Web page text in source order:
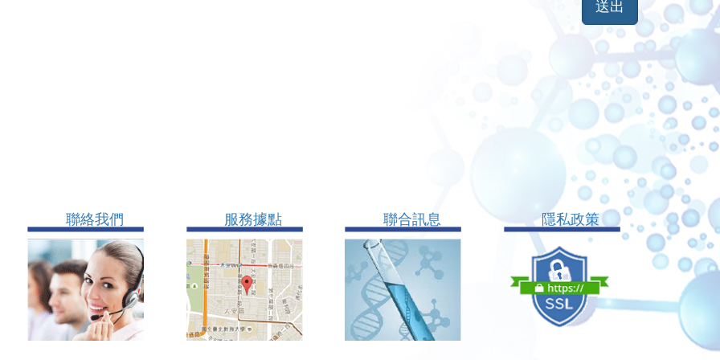
聯絡我們 服務據點 聯合訊息 隱私政策